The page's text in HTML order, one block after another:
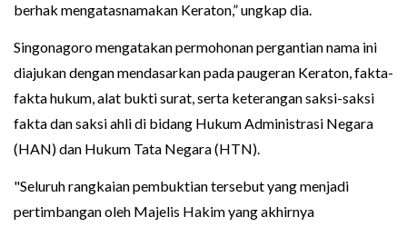
berhak mengatasnamakan Keraton,” ungkap dia.
Singonagoro mengatakan permohonan pergantian nama ini
diajukan dengan mendasarkan pada paugeran Keraton, fakta-
fakta hukum, alat bukti surat, serta keterangan saksi-saksi
fakta dan saksi ahli di bidang Hukum Administrasi Negara
(HAN) dan Hukum Tata Negara (HTN).
"Seluruh rangkaian pembuktian tersebut yang menjadi
pertimbangan oleh Majelis Hakim yang akhirnya